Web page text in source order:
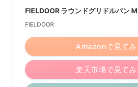
FIELDOOR ラウンドグリドルパン
FIELDOOR
Amazonで見てみ
楽天市場で見てみ